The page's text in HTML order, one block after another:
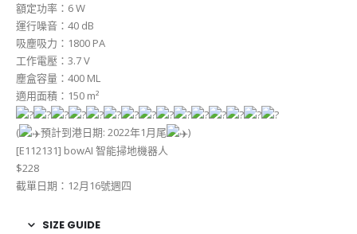
額定功率：6 W
運行噪音：40 dB
吸塵吸力：1800 PA
工作電壓：3.7 V
塵盒容量：400 ML
適用面積：150 m²
( 預計到港日期: 2022年1月尾
)
[E112131] bowAI 智能掃地機器人
$228
截單日期：12月16號週四
SIZE GUIDE